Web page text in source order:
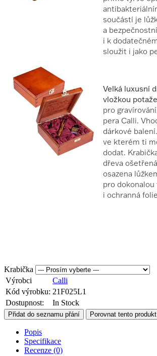
Krabička
Výrobci
Calli
Kód výrobku: 21F025L1
Dostupnost:
In Stock
Přidat do seznamu přání
Porovnat tento produkt
Popis
Specifikace
Recenze (0)